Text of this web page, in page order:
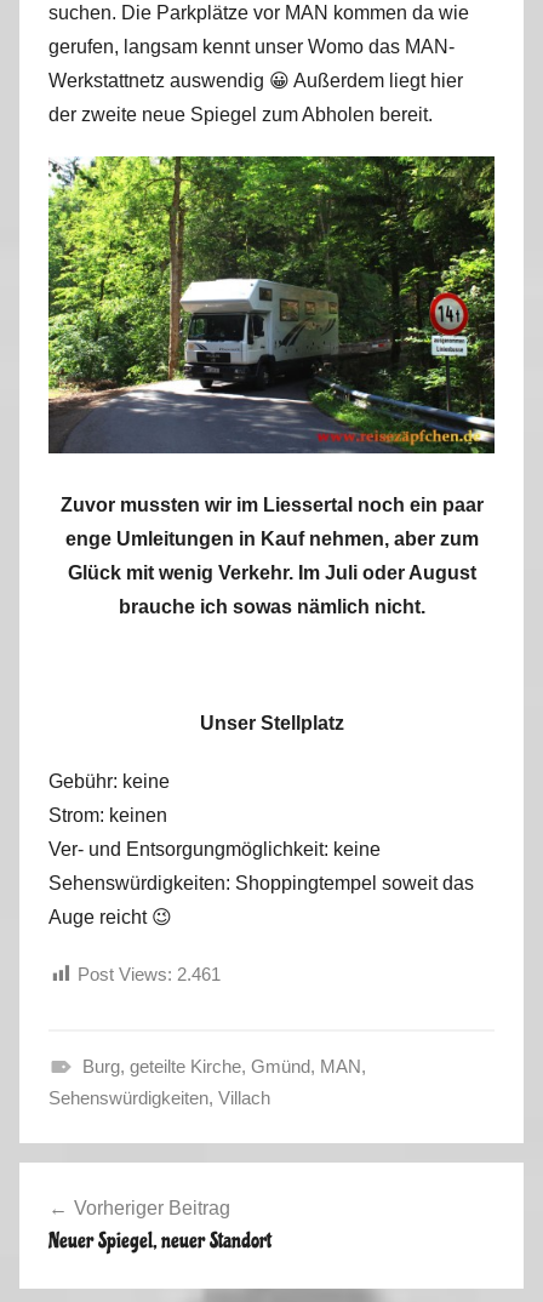
suchen. Die Parkplätze vor MAN kommen da wie
gerufen, langsam kennt unser Womo das MAN-
Werkstattnetz auswendig 😀 Außerdem liegt hier
der zweite neue Spiegel zum Abholen bereit.
Zuvor mussten wir im Liessertal noch ein paar
enge Umleitungen in Kauf nehmen, aber zum
Glück mit wenig Verkehr. Im Juli oder August
brauche ich sowas nämlich nicht.
Unser Stellplatz
Gebühr: keine
Strom: keinen
Ver- und Entsorgungmöglichkeit: keine
Sehenswürdigkeiten: Shoppingtempel soweit das
Auge reicht 😉
Post Views: 2.461
F
ü
i
n
Burg, geteilte Kirche, Gmünd, MAN,
Sehenswürdigkeiten, Villach
Vorheriger Beitrag
Neuer Spiegel, neuer Standort